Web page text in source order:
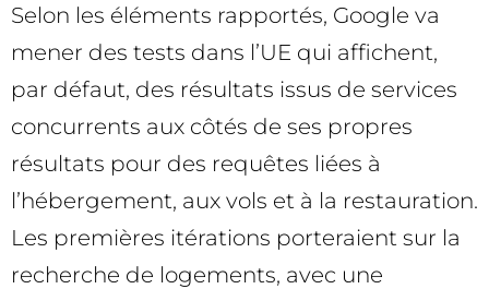
Selon les éléments rapportés, Google va
mener des tests dans l’UE qui affichent,
par défaut, des résultats issus de services
concurrents aux côtés de ses propres
résultats pour des requêtes liées à
l’hébergement, aux vols et à la restauration.
Les premières itérations porteraient sur la
recherche de logements, avec une